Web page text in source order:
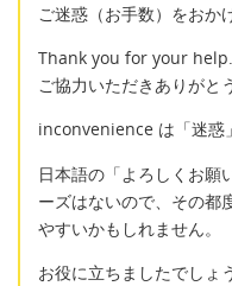
ご迷惑（お手数）をおか
Thank you for your help.
ご協力いただきありがと
inconvenience は「迷惑
日本語の「よろしくお願
ーズはないので、その都
やすいかもしれません。
お役に立ちましたでしょ